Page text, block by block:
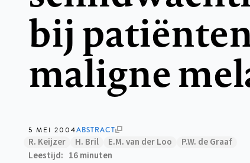
bij
maligne
5 MEI 2004ABSTRACT
R. Keijzer H. Bril E.M. van der Loo
P.W. de Graaf
Leestijd
16 minuten